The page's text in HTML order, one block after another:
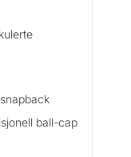
ball-cap